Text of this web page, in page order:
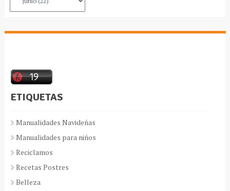
ETIQUETAS
Manualidades Navideñas
Manualidades para niños
Reciclamos
Recetas Postres
Belleza